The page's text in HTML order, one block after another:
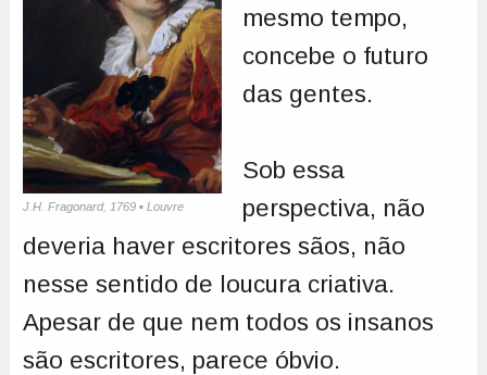
J.H. Fragonard, 1769 ▪ Louvre
mesmo tempo,
concebe o futuro
das gentes.
Sob essa
perspectiva, não
deveria haver escritores sãos, não
nesse sentido de loucura criativa.
Apesar de que nem todos os insanos
são escritores, parece óbvio.